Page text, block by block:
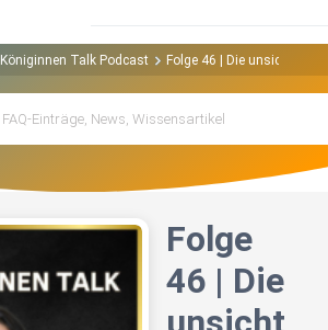
Königinnen Talk Podcast Folge 46 | Die unsichtbare
Folge
46 | Die